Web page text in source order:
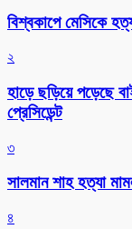
বিশ্বকাপে মেসিকে
২
হাড়ে ছড়িয়ে পড়েছে
প্রেসিডেন্ট
৩
সালমান শাহ হত্যা
৪